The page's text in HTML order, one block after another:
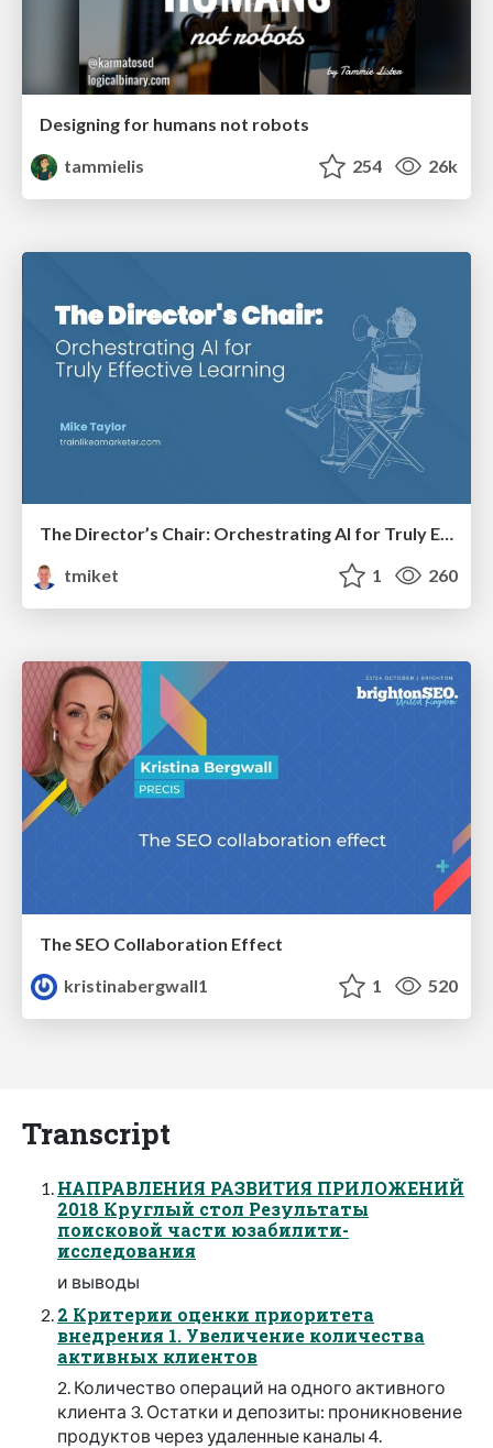
Designing for humans not robots
tammielis
254 26k
The Director’s Chair: Orchestrating AI for Truly Effective Learning
tmiket
1 260
The SEO Collaboration Effect
kristinabergwall1
1 520
Transcript
НАПРАВЛЕНИЯ РАЗВИТИЯ ПРИЛОЖЕНИЙ
2018 Круглый стол Результаты
поисковой части юзабилити-
исследования
и выводы
2 Критерии оценки приоритета
внедрения 1. Увеличение количества
активных клиентов
2. Количество операций на одного активного
клиента 3. Остатки и депозиты: проникновение
продуктов через удаленные каналы 4.